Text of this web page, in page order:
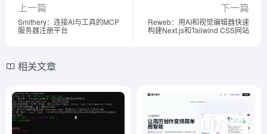
上一篇
Smithery：连接AI与工具的MCP
服务器注册平台
下一篇
Reweb：用AI和视觉编辑器快速
构建Next.js和Tailwind CSS网站
相关文章